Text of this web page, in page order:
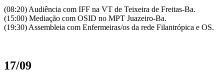
(08:20) Audiência com IFF na VT de Teixeira de Freitas-Ba.
(15:00) Mediação com OSID no MPT Juazeiro-Ba.
(19:30) Assembleia com Enfermeiras/os da rede Filantrópica e OS.
17/09